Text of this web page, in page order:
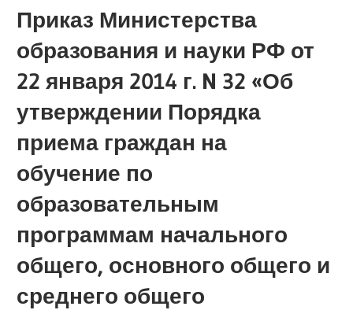
Приказ Министерства
образования и науки РФ от
22 января 2014 г. N 32 «Об
утверждении Порядка
приема граждан на
обучение по
образовательным
программам начального
общего, основного общего и
среднего общего